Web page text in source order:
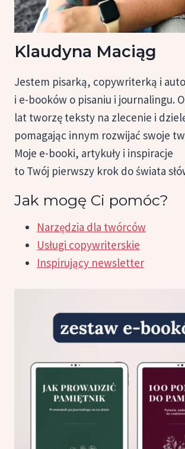
Klaudyna Maciąg
Jestem pisarką, copywriterką i
i e-booków o pisaniu i journalingu.
lat tworzę teksty na zlecenie i
pomagając innym rozwijać swoje
Moje e-booki, artykuły i inspiracje
to Twój pierwszy krok do świata
Jak mogę Ci pomóc?
Narzędzia dla twórców
Usługi copywriterskie
Inspirujący newsletter